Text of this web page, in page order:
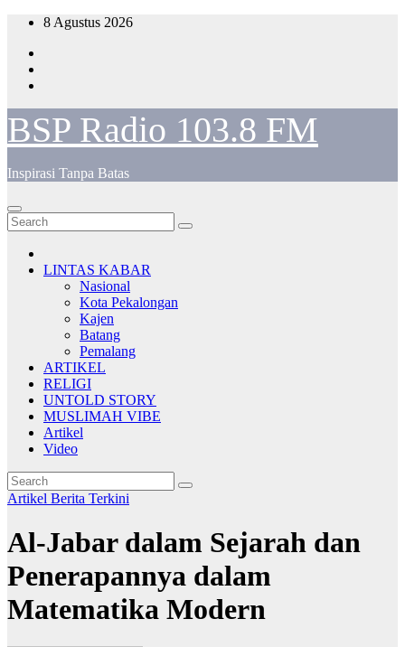
Skip
content
8 Agustus 2026
BSP Radio 103.8 FM
Inspirasi Tanpa Batas
LINTAS KABAR
Nasional
Kota Pekalongan
Kajen
Batang
Pemalang
ARTIKEL
RELIGI
UNTOLD STORY
MUSLIMAH VIBE
Artikel
Video
Artikel Berita Terkini
Al-Jabar dalam Sejarah dan
Penerapannya dalam
Matematika Modern